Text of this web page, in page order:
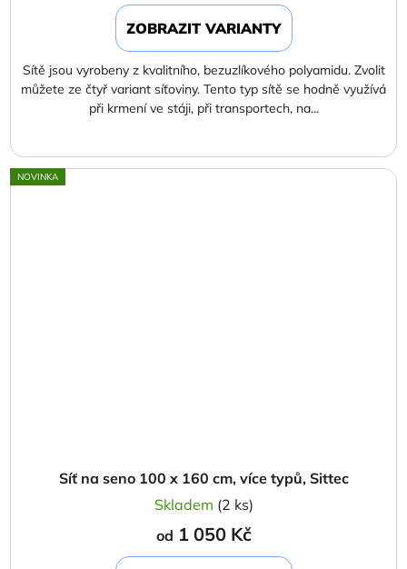
ZOBRAZIT VARIANTY
Sítě jsou vyrobeny z kvalitního, bezuzlíkového polyamidu. Zvolit
můžete ze čtyř variant síťoviny. Tento typ sítě se hodně využívá
při krmení ve stáji, při transportech, na...
NOVINKA
Síť na seno 100 x 160 cm, více typů, Sittec
Skladem (2 ks)
od 1 050 Kč